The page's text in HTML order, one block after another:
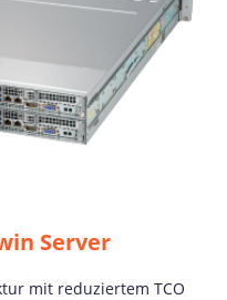
Server
mit reduziertem TCO